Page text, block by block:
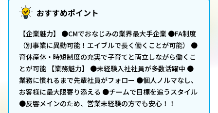
おすすめポイント
【企業魅力】 ●CMでおなじみの業界最大手企業 ●FA制度
（別事業に異動可能！エイブルで長く働くことが可能） ●
育休産休・時短制度の充実で子育てと両立しながら働くこ
とが可能 【業務魅力】 ●未経験入社社員が多数活躍中 ●
業務に慣れるまで先輩社員がフォロー ●個人ノルマなし、
お客様に最大限寄り添える ●チームで目標を追うスタイル
●反響メインのため、営業未経験の方でも安心！！